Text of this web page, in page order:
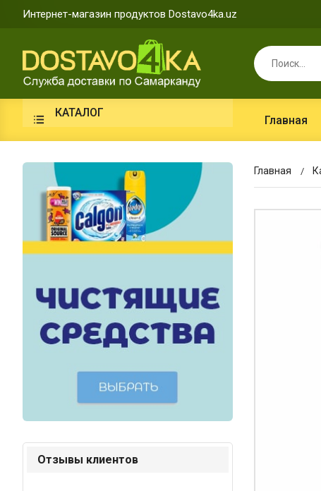
Интернет-магазин продуктов Dostavo4ka.uz
КАТАЛОГ
Главная
Отзывы клиентов
Главная